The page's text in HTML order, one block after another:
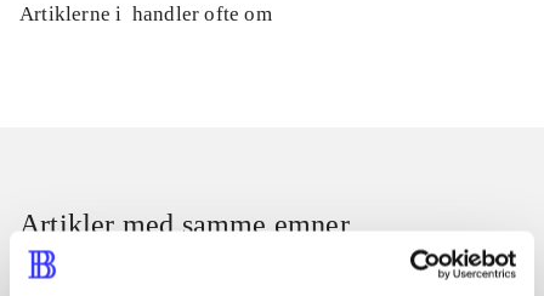
Artiklerne i handler ofte om
Artikler med samme emner
Fra